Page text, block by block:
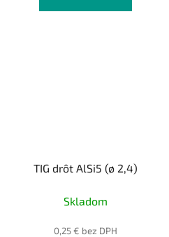
TIG drôt AlSi5 (ø 2,4)
Skladom
0,25 € bez DPH